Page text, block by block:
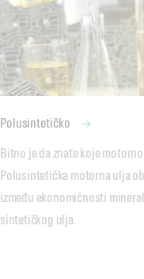
Polusintetičko
Bitno je da znate koje
Polusintetička motorna ulja
između ekonomičnosti
sintetičkog ulja.